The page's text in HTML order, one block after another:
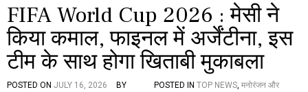
6
F
I
N
:
FIFA World Cup 2026 : मेसी ने
किया कमाल, फाइनल में अर्जेंटीना, इस
टीम के साथ होगा खिताबी मुकाबला
POSTED ON JULY 16, 2026
BY
POSTED IN TOP NEWS, मनोरंजन और